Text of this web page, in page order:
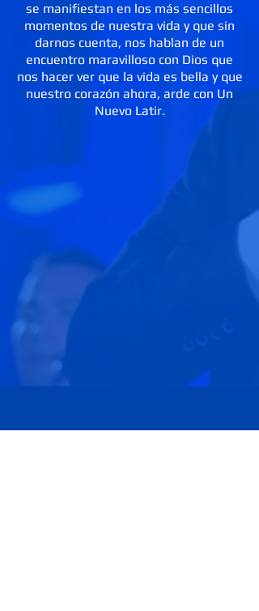
se manifiestan en los más sencillos
momentos de nuestra vida y que sin
darnos cuenta, nos hablan de un
encuentro maravilloso con Dios que
nos hacer ver que la vida es bella y que
nuestro corazón ahora, arde con Un
Nuevo Latir.